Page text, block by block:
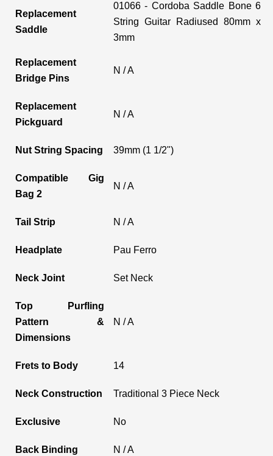
Replacement
Saddle
01066 - Cordoba Saddle Bone 6
String Guitar Radiused 80mm x
3mm
Replacement
Bridge Pins
N / A
Replacement
Pickguard
N / A
Nut String Spacing 39mm (1 1/2")
Compatible Gig
Bag 2
N / A
Tail Strip N / A
Headplate Pau Ferro
Neck Joint Set Neck
Top Purfling
Pattern &
Dimensions
N / A
Frets to Body 14
Neck Construction Traditional 3 Piece Neck
Exclusive No
Back Binding N / A